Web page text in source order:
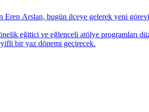
Arslan, bugün ilçeye gelerek yeni
eğitici ve eğlenceli atölye programları
bir yaz dönemi geçirecek.